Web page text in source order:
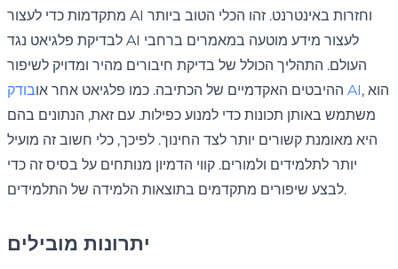
מתקדמות כדי לעצור AI וחזרות באינטרנט. זהו הכלי הטוב ביותר
לבדיקת פלגיאט נגד AI לעצור מידע מוטעה במאמרים ברחבי
העולם. התהליך הכולל של בדיקת חיבורים מהיר ומדויק לשיפור
ההיבטים האקדמיים של הכתיבה. כמו פלגיאט אחר או בודק AI, הוא
משתמש באותן תכונות כדי למנוע כפילות. עם זאת, הנתונים בהם
היא מאומנת קשורים יותר לצד החינוך. לפיכך, כלי חשוב זה מועיל
יותר לתלמידים ולמורים. קווי הדמיון מנותחים על בסיס זה כדי
לבצע שיפורים מתקדמים בתוצאות הלמידה של התלמידים.
יתרונות מובילים